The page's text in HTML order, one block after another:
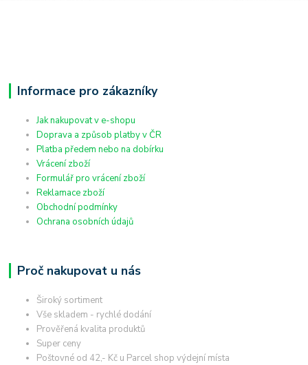
Informace pro zákazníky
Jak nakupovat v e-shopu
Doprava a způsob platby v ČR
Platba předem nebo na dobírku
Vrácení zboží
Formulář pro vrácení zboží
Reklamace zboží
Obchodní podmínky
Ochrana osobních údajů
Proč nakupovat u nás
Široký sortiment
Vše skladem - rychlé dodání
Prověřená kvalita produktů
Super ceny
Poštovné od 42,- Kč u Parcel shop výdejní místa